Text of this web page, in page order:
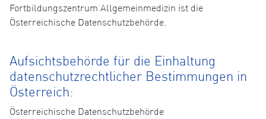
Fortbildungszentrum Allgemeinmedizin ist die
Österreichische Datenschutzbehörde.
Aufsichtsbehörde für die Einhaltung
datenschutzrechtlicher Bestimmungen in
Österreich:
Österreichische Datenschutzbehörde